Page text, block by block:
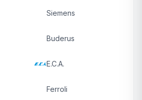
Siemens
Buderus
E.C.A.
Ferroli